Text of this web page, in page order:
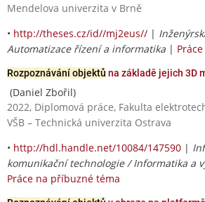
Mendelova univerzita v Brně
• http://theses.cz/id//mj2eus// |
Automatizace řízení a informatika |
Rozpoznávání objektů na základě jejich 3D
(Daniel Zbořil)
2022, Diplomová práce, Fakulta
VŠB – Technická univerzita Ostrava
• http://hdl.handle.net/10084/147590 |
komunikační technologie / Informatika a
Práce na příbuzné téma